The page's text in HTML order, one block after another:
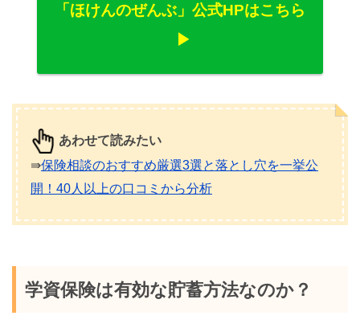
「ほけんのぜんぶ」公式HPはこちら
あわせて読みたい
⇛保険相談のおすすめ厳選3選と落とし穴を一挙公
開！40人以上の口コミから分析
学資保険は有効な貯蓄方法なのか？